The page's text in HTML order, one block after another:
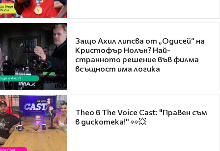
Защо Ахил липсва от „Одисей“ на
Кристофър Нолън? Най-
странното решение във филма
всъщност има логика
Theo в The Voice Cast: "Правен съм
в дискотека!" 👀💥